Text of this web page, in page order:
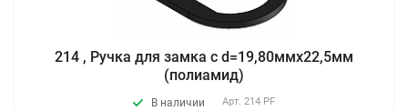
214 , Ручка для замка с d=19,80ммх22,5мм
(полиамид)
В наличии Арт. 214 PF